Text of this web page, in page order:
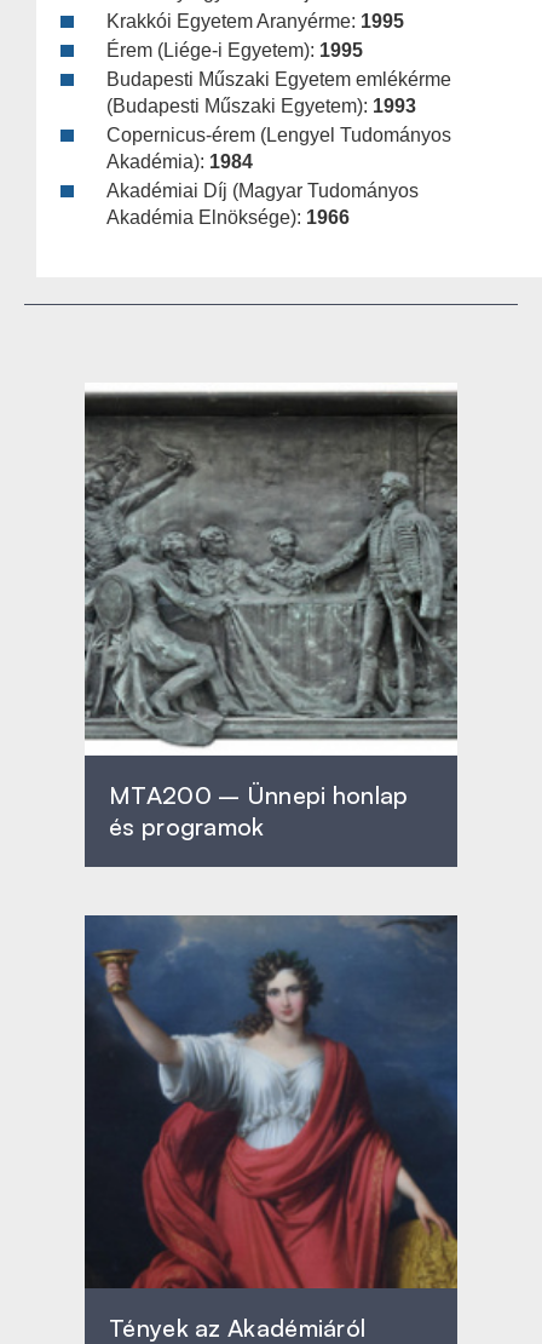
Krakkói Egyetem Aranyérme: 1995
Érem (Liége-i Egyetem): 1995
Budapesti Műszaki Egyetem emlékérme
(Budapesti Műszaki Egyetem): 1993
Copernicus-érem (Lengyel Tudományos
Akadémia): 1984
Akadémiai Díj (Magyar Tudományos
Akadémia Elnöksége): 1966
MTA200 – Ünnepi honlap
és programok
Tények az Akadémiáról